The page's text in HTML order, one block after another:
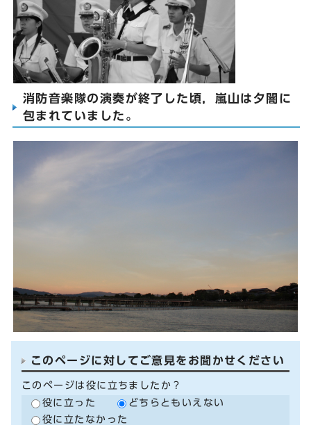
消防音楽隊の演奏が終了した頃，嵐山は夕闇に
包まれていました。
このページに対してご意見をお聞かせください
このページは役に立ちましたか？
役に立った
どちらともいえない
役に立たなかった